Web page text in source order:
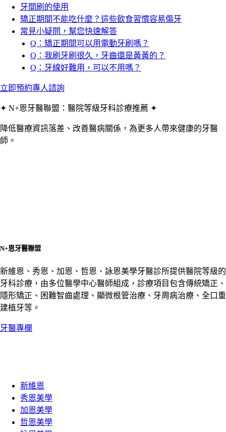
牙間刷的使用
矯正期間不能吃什麼？這些飲食習慣容易傷牙
常見小疑問，幫您快速解答
Q：矯正期間可以用電動牙刷嗎？
Q：我刷牙刷很久，牙齒還是黃黃的？
Q：牙線好難用，可以不用嗎？
立即預約專人諮詢
✦ N+恩牙醫聯盟：醫院等級牙科診療推薦 ✦
降低醫療資訊落差、改善醫病關係，為更多人帶來健康的牙醫
師。
N+恩牙醫聯盟
新維恩、秀恩、加恩、哲恩、詠恩美學牙醫診所提供醫院等級的
牙科診療，由多位醫學中心醫師組成，診療項目包含傳統矯正、
隱形矯正、困難智齒處理、顯微根管治療、牙周病治療、全口重
建植牙等。
牙醫專欄
新維恩
秀恩美學
加恩美學
哲恩美學